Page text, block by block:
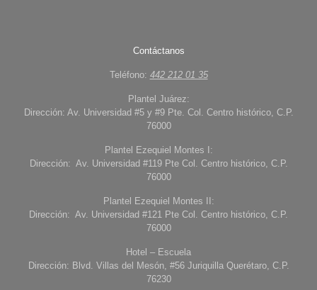
Contáctanos
Teléfono: 442 212 01 35
Plantel Juárez:
Dirección: Av. Universidad #5 y #9 Pte. Col. Centro histórico, C.P.
76000
Plantel Ezequiel Montes I:
Dirección: Av. Universidad #119 Pte Col. Centro histórico, C.P.
76000
Plantel Ezequiel Montes II:
Dirección: Av. Universidad #121 Pte Col. Centro histórico, C.P.
76000
Hotel – Escuela
Dirección: Blvd. Villas del Mesón, #56 Juriquilla Querétaro, C.P.
76230